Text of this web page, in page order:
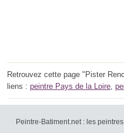
Retrouvez cette page "Pister
liens : peintre Pays de la Loire,
Peintre-Batiment.net : les